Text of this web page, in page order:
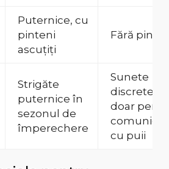
Puternice, cu
pinteni
ascuțiți
Fără
Strigăte
puternice în
sezonul de
împerechere
Sunete
discrete,
doar
cu puii